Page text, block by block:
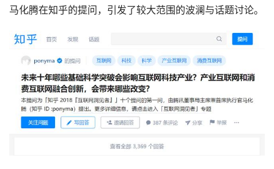
马化腾在知乎的提问，引发了较大范围的波澜与话题讨论。